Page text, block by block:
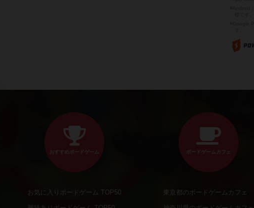
おすすめボードゲーム
お気に入りボードゲーム TOP50
ボードゲームカフェ
東京都のボードゲームカフェ